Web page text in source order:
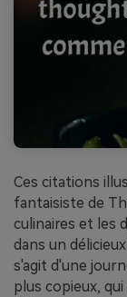
Ces citations
fantaisiste de
culinaires et les
dans un
s'agit d'une
plus copieux,